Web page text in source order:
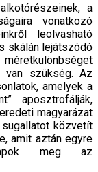
a
vonatkozó
leolvasható
skálán lejátszódó
van szükség. Az
amelyek a
aposztrofálják,
magyarázat
közvetít
amit aztán egyre
meg az